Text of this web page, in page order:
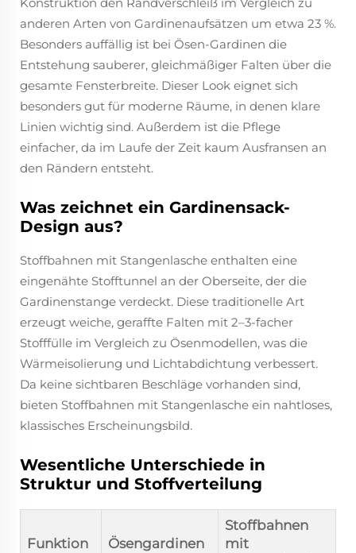
anderen Arten von Gardinenaufsätzen um etwa 23 %.
Besonders auffällig ist bei Ösen-Gardinen die
Entstehung sauberer, gleichmäßiger Falten über die
gesamte Fensterbreite. Dieser Look eignet sich
besonders gut für moderne Räume, in denen klare
Linien wichtig sind. Außerdem ist die Pflege
einfacher, da im Laufe der Zeit kaum Ausfransen an
den Rändern entsteht.
Was zeichnet ein Gardinensack-
Design aus?
Stoffbahnen mit Stangenlasche enthalten eine
eingenähte Stofftunnel an der Oberseite, der die
Gardinenstange verdeckt. Diese traditionelle Art
erzeugt weiche, geraffte Falten mit 2–3-facher
Stofffülle im Vergleich zu Ösenmodellen, was die
Wärmeisolierung und Lichtabdichtung verbessert.
Da keine sichtbaren Beschläge vorhanden sind,
bieten Stoffbahnen mit Stangenlasche ein nahtloses,
klassisches Erscheinungsbild.
Wesentliche Unterschiede in
Struktur und Stoffverteilung
Funktion Ösengardinen
Stoffbahnen
mit